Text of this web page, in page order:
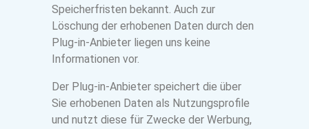
Speicherfristen bekannt. Auch zur
Löschung der erhobenen Daten durch den
Plug-in-Anbieter liegen uns keine
Informationen vor.
Der Plug-in-Anbieter speichert die über
Sie erhobenen Daten als Nutzungsprofile
und nutzt diese für Zwecke der Werbung,